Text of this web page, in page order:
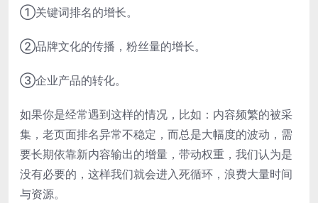
①关键词排名的增长。
②品牌文化的传播，粉丝量的增长。
③企业产品的转化。
如果你是经常遇到这样的情况，比如：内容频繁的被采
集，老页面排名异常不稳定，而总是大幅度的波动，需
要长期依靠新内容输出的增量，带动权重，我们认为是
没有必要的，这样我们就会进入死循环，浪费大量时间
与资源。